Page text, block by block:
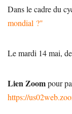
Dans le cadre du
mondial ?"
Le mardi 14 mai,
Lien Zoompour
https://